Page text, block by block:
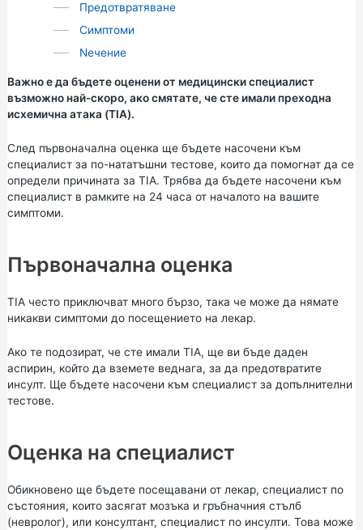
Предотвратяване
Симптоми
Nечение
Важно е да бъдете оценени от медицински специалист
възможно най-скоро, ако смятате, че сте имали преходна
исхемична атака (TIA).
След първоначална оценка ще бъдете насочени към
специалист за по-нататъшни тестове, които да помогнат да се
определи причината за TIA. Трябва да бъдете насочени към
специалист в рамките на 24 часа от началото на вашите
симптоми.
Първоначална оценка
TIA често приключват много бързо, така че може да нямате
никакви симптоми до посещението на лекар.
Ако те подозират, че сте имали TIA, ще ви бъде даден
аспирин, който да вземете веднага, за да предотвратите
инсулт. Ще бъдете насочени към специалист за допълнителни
тестове.
Оценка на специалист
Обикновено ще бъдете посещавани от лекар, специалист по
състояния, които засягат мозъка и гръбначния стълб
(невролог), или консултант, специалист по инсулти. Това може